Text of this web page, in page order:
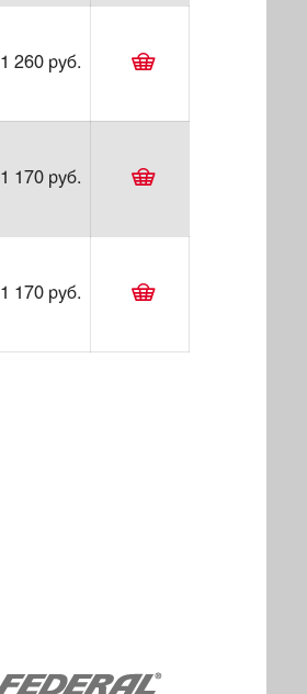
1 260 руб.
1 170 руб.
1 170 руб.